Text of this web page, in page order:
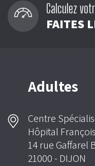
Calculez
FAITES
Adultes
Centre
Hôpital
14 rue Gaffarel
21000 - DIJON